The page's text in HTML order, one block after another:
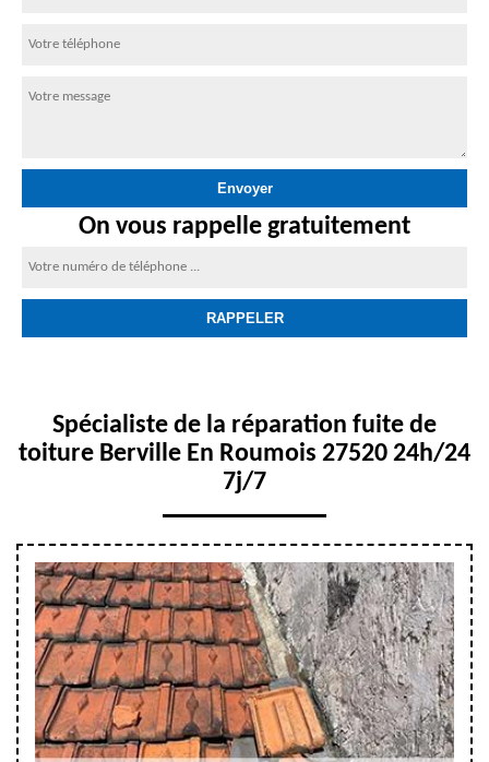
On vous rappelle gratuitement
Spécialiste de la réparation fuite de
toiture Berville En Roumois 27520 24h/24
7j/7